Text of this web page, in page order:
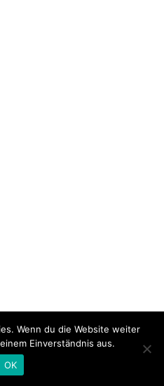
Wenn du die Website weiter
Einverständnis aus.
OK